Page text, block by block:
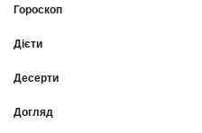
Гороскоп
Дієти
Десерти
Догляд